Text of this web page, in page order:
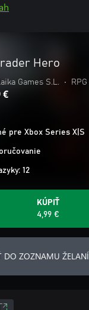
Hero
Games S.L. • RPG
€
pre Xbox Series X|S
12
KÚPIŤ
4,99 €
DO ZOZNAMU ŽELANÍ